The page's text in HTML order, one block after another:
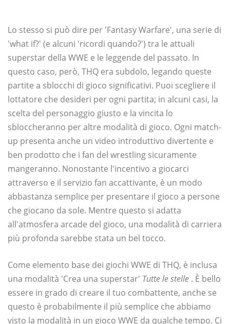
Lo stesso si può dire per 'Fantasy Warfare', una serie di
'what if?' (e alcuni 'ricordi quando?') tra le attuali
superstar della WWE e le leggende del passato. In
questo caso, però, THQ era subdolo, legando queste
partite a sblocchi di gioco significativi. Puoi scegliere il
lottatore che desideri per ogni partita; in alcuni casi, la
scelta del personaggio giusto e la vincita lo
sbloccheranno per altre modalità di gioco. Ogni match-
up presenta anche un video introduttivo divertente e
ben prodotto che i fan del wrestling sicuramente
mangeranno. Nonostante l'incentivo a giocarci
attraverso e il servizio fan accattivante, è un modo
abbastanza semplice per presentare il gioco a persone
che giocano da sole. Mentre questo si adatta
all'atmosfera arcade del gioco, una modalità di carriera
più profonda sarebbe stata un bel tocco.
Come elemento base dei giochi WWE di THQ, è inclusa
una modalità 'Crea una superstar' Tutte le stelle . È bello
essere in grado di creare il tuo combattente, anche se
questo è probabilmente il più semplice che abbiamo
visto la modalità in un gioco WWE da qualche tempo. Ci